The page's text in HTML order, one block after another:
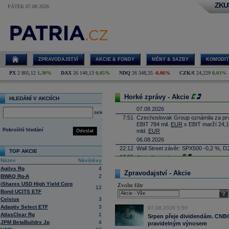
PÁTEK 07.08.2026
ZPRAVODAJSTVÍ AKCIE & FONDY MĚNY & SAZBY
PX 2 805,12 1,30% DAX 26 140,13 0,05% NDQ 26 348,35 -0,06% CZK/€ 24,229 0,03%
HLEDÁNÍ V AKCIÍCH
select
Odeslat
Pokročilé hledání
TOP AKCIE
Název
Návštěvy
Agilyx Rg
4
BWAQ Rg-A
2
iShares USD High Yield Corp
Bond UCITS ETF
12
Celsius
3
Adaptiv Select ETF
3
AtlasClear Rg
1
JPM BetaBuildrs Jp
4
Horké zprávy - Akcie
07.08.2026
7:51
Czechoslovak Group oznámila za
EBIT 784 mil. EUR s EBIT marží
mld. EUR
06.08.2026
22:12 Wall Street závěr: SPX500 -0,2 %,
17:55 Globalfoundries...
17:25 Caterpillar- B......
17:10 Applovin -
16:55
Albemarle - Miz
propadl do ztráty 8,8 milionu
Obrat společnosti se loni
16:41 AMD- Rosenbla......
Zpravodajství - Akcie
Zvolte filtr
07.08.2026 5:50
Srpen přeje dividendám.
pravidelným výnosem